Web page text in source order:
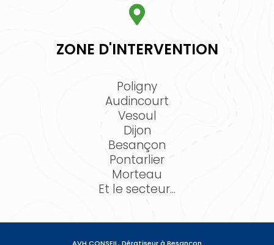
ZONE D'INTERVENTION
Poligny
Audincourt
Vesoul
Dijon
Besançon
Pontarlier
Morteau
Et le secteur...